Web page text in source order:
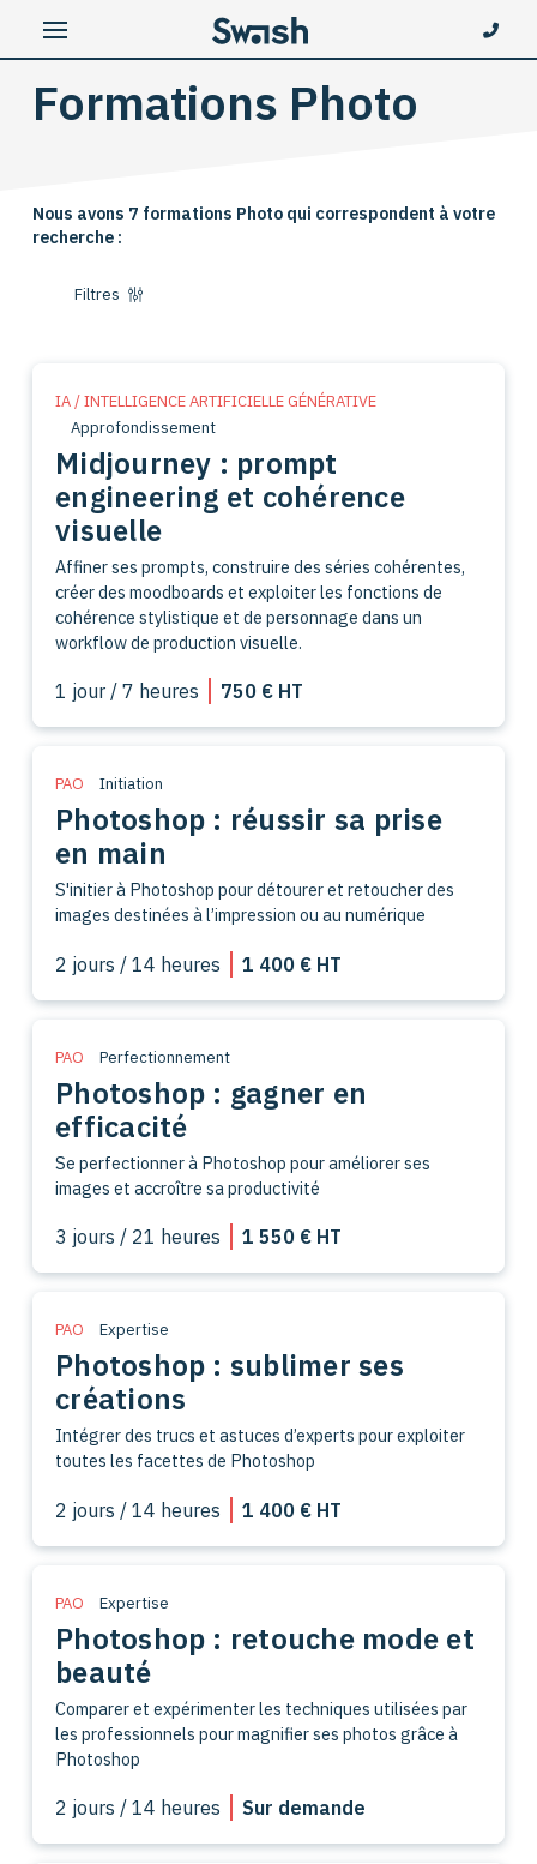
Formations Photo
Nous avons 7 formations Photo qui correspondent à votre
recherche :
Filtres
IA / INTELLIGENCE ARTIFICIELLE GÉNÉRATIVE
Approfondissement
Midjourney : prompt
engineering et cohérence
visuelle
Affiner ses prompts, construire des séries cohérentes,
créer des moodboards et exploiter les fonctions de
cohérence stylistique et de personnage dans un
workflow de production visuelle.
1 jour / 7 heures 750 € HT
PAO Initiation
Photoshop : réussir sa prise
en main
S'initier à Photoshop pour détourer et retoucher des
images destinées à l’impression ou au numérique
2 jours / 14 heures 1 400 € HT
PAO Perfectionnement
Photoshop : gagner en
efficacité
Se perfectionner à Photoshop pour améliorer ses
images et accroître sa productivité
3 jours / 21 heures 1 550 € HT
PAO Expertise
Photoshop : sublimer ses
créations
Intégrer des trucs et astuces d’experts pour exploiter
toutes les facettes de Photoshop
2 jours / 14 heures 1 400 € HT
PAO Expertise
Photoshop : retouche mode et
beauté
Comparer et expérimenter les techniques utilisées par
les professionnels pour magnifier ses photos grâce à
Photoshop
2 jours / 14 heures Sur demande